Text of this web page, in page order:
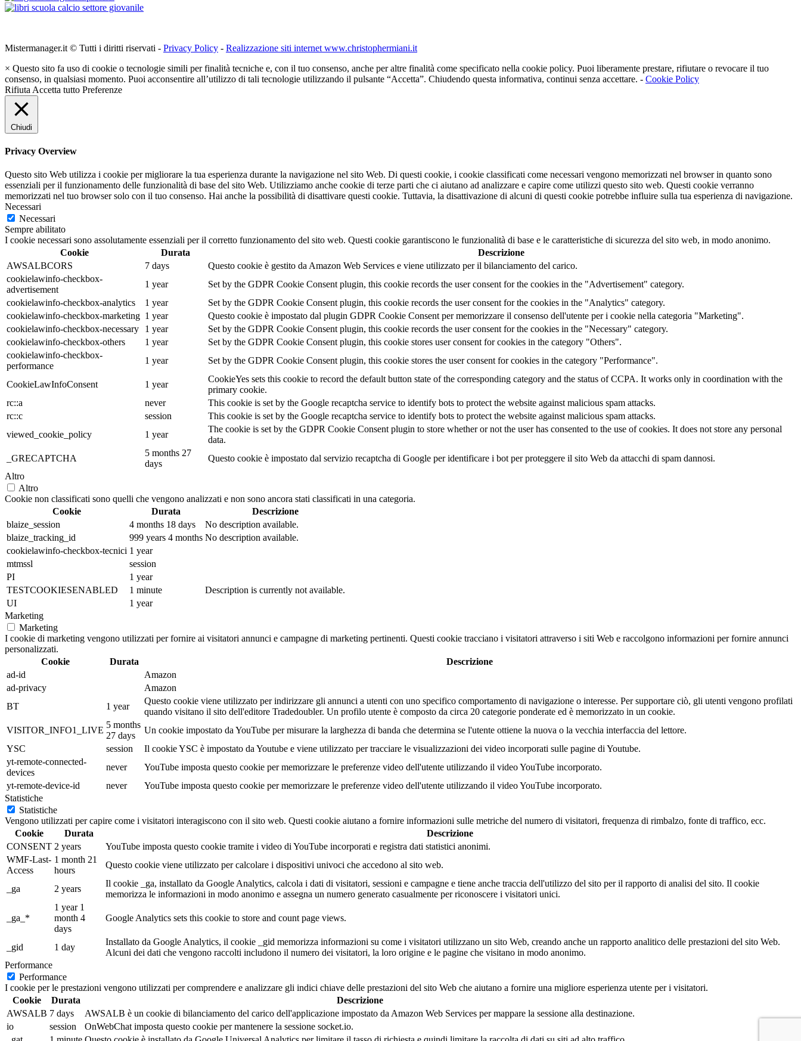
Mistermanager.it © Tutti i diritti riservati - Privacy Policy - Realizzazione siti internet www.christophermiani.it
× Questo sito fa uso di cookie o tecnologie simili per finalità tecniche e, con il tuo consenso, anche per altre finalità come specificato nella cookie policy. Puoi liberamente prestare, rifiutare o revocare il tuo
consenso, in qualsiasi momento. Puoi acconsentire all’utilizzo di tali tecnologie utilizzando il pulsante “Accetta”. Chiudendo questa informativa, continui senza accettare. - Cookie Policy
Rifiuta Accetta tutto Preferenze
Chiudi
Privacy Overview
Questo sito Web utilizza i cookie per migliorare la tua esperienza durante la navigazione nel sito Web. Di questi cookie, i cookie classificati come necessari vengono memorizzati nel browser in quanto sono
essenziali per il funzionamento delle funzionalità di base del sito Web. Utilizziamo anche cookie di terze parti che ci aiutano ad analizzare e capire come utilizzi questo sito web. Questi cookie verranno
memorizzati nel tuo browser solo con il tuo consenso. Hai anche la possibilità di disattivare questi cookie. Tuttavia, la disattivazione di alcuni di questi cookie potrebbe influire sulla tua esperienza di navigazione.
Necessari
Necessari
Sempre abilitato
I cookie necessari sono assolutamente essenziali per il corretto funzionamento del sito web. Questi cookie garantiscono le funzionalità di base e le caratteristiche di sicurezza del sito web, in modo anonimo.
Cookie
Durata
Descrizione
AWSALBCORS
7 days
Questo cookie è gestito da Amazon Web Services e viene utilizzato per il bilanciamento del carico.
cookielawinfo-checkbox-
advertisement
1 year
Set by the GDPR Cookie Consent plugin, this cookie records the user consent for the cookies in the "Advertisement" category.
cookielawinfo-checkbox-analytics
1 year
Set by the GDPR Cookie Consent plugin, this cookie records the user consent for the cookies in the "Analytics" category.
cookielawinfo-checkbox-marketing 1 year
Questo cookie è impostato dal plugin GDPR Cookie Consent per memorizzare il consenso dell'utente per i cookie nella categoria "Marketing".
cookielawinfo-checkbox-necessary
1 year
Set by the GDPR Cookie Consent plugin, this cookie records the user consent for the cookies in the "Necessary" category.
cookielawinfo-checkbox-others
1 year
Set by the GDPR Cookie Consent plugin, this cookie stores user consent for cookies in the category "Others".
cookielawinfo-checkbox-
performance
1 year Set by the GDPR Cookie Consent plugin, this cookie stores the user consent for cookies in the category "Performance".
CookieLawInfoConsent 1 year
CookieYes sets this cookie to record the default button state of the corresponding category and the status of CCPA. It works only in coordination with the
primary cookie.
rc::a
never
This cookie is set by the Google recaptcha service to identify bots to protect the website against malicious spam attacks.
rc::c
session
This cookie is set by the Google recaptcha service to identify bots to protect the website against malicious spam attacks.
viewed_cookie_policy
1 year
The cookie is set by the GDPR Cookie Consent plugin to store whether or not the user has consented to the use of cookies. It does not store any personal
data.
_GRECAPTCHA
5 months 27
days
Questo cookie è impostato dal servizio recaptcha di Google per identificare i bot per proteggere il sito Web da attacchi di spam dannosi.
Altro
Altro
Cookie non classificati sono quelli che vengono analizzati e non sono ancora stati classificati in una categoria.
Cookie
Durata
Descrizione
blaize_session
4 months 18 days
No description available.
blaize_tracking_id
999 years 4 months No description available.
cookielawinfo-checkbox-tecnici 1 year
mtmssl
session
PI
1 year
TESTCOOKIESENABLED
1 minute
Description is currently not available.
UI
1 year
Marketing
Marketing
I cookie di marketing vengono utilizzati per fornire ai visitatori annunci e campagne di marketing pertinenti. Questi cookie tracciano i visitatori attraverso i siti Web e raccolgono informazioni per fornire annunci
personalizzati.
Cookie
Durata
Descrizione
ad-id
Amazon
ad-privacy
Amazon
BT
1 year
Questo cookie viene utilizzato per indirizzare gli annunci a utenti con uno specifico comportamento di navigazione o interesse. Per supportare ciò, gli utenti vengono profilati
quando visitano il sito dell'editore Tradedoubler. Un profilo utente è composto da circa 20 categorie ponderate ed è memorizzato in un cookie.
VISITOR_INFO1_LIVE
5 months
27 days
Un cookie impostato da YouTube per misurare la larghezza di banda che determina se l'utente ottiene la nuova o la vecchia interfaccia del lettore.
YSC
session
Il cookie YSC è impostato da Youtube e viene utilizzato per tracciare le visualizzazioni dei video incorporati sulle pagine di Youtube.
yt-remote-connected-
devices
never
YouTube imposta questo cookie per memorizzare le preferenze video dell'utente utilizzando il video YouTube incorporato.
yt-remote-device-id
never
YouTube imposta questo cookie per memorizzare le preferenze video dell'utente utilizzando il video YouTube incorporato.
Statistiche
Statistiche
Vengono utilizzati per capire come i visitatori interagiscono con il sito web. Questi cookie aiutano a fornire informazioni sulle metriche del numero di visitatori, frequenza di rimbalzo, fonte di traffico, ecc.
Cookie
Durata
Descrizione
CONSENT 2 years
YouTube imposta questo cookie tramite i video di YouTube incorporati e registra dati statistici anonimi.
WMF-Last-
Access
1 month 21
hours
Questo cookie viene utilizzato per calcolare i dispositivi univoci che accedono al sito web.
_ga 2 years
Il cookie _ga, installato da Google Analytics, calcola i dati di visitatori, sessioni e campagne e tiene anche traccia dell'utilizzo del sito per il rapporto di analisi del sito. Il cookie
memorizza le informazioni in modo anonimo e assegna un numero generato casualmente per riconoscere i visitatori unici.
_ga_*
1 year 1
month 4
days
Google Analytics sets this cookie to store and count page views.
_gid 1 day
Installato da Google Analytics, il cookie _gid memorizza informazioni su come i visitatori utilizzano un sito Web, creando anche un rapporto analitico delle prestazioni del sito Web.
Alcuni dei dati che vengono raccolti includono il numero dei visitatori, la loro origine e le pagine che visitano in modo anonimo.
Performance
Performance
I cookie per le prestazioni vengono utilizzati per comprendere e analizzare gli indici chiave delle prestazioni del sito Web che aiutano a fornire una migliore esperienza utente per i visitatori.
Cookie
Durata
Descrizione
AWSALB 7 days
AWSALB è un cookie di bilanciamento del carico dell'applicazione impostato da Amazon Web Services per mappare la sessione alla destinazione.
io
session
OnWebChat imposta questo cookie per mantenere la sessione socket.io.